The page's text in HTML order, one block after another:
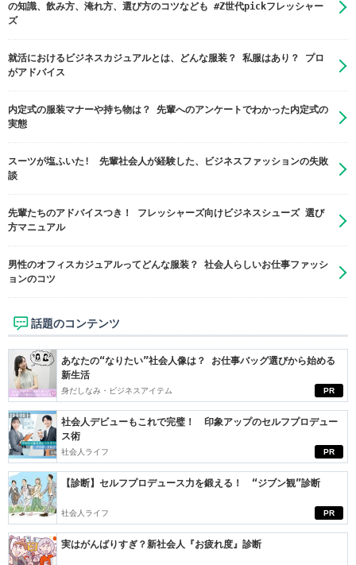
の知識、飲み方、淹れ方、選び方のコツなども #Z世代pickフレッシャー
ズ
就活におけるビジネスカジュアルとは、どんな服装？ 私服はあり？ プロ
がアドバイス
内定式の服装マナーや持ち物は？ 先輩へのアンケートでわかった内定式の
実態
スーツが塩ふいた! 先輩社会人が経験した、ビジネスファッションの失敗
談
先輩たちのアドバイスつき！ フレッシャーズ向けビジネスシューズ 選び
方マニュアル
男性のオフィスカジュアルってどんな服装？ 社会人らしいお仕事ファッシ
ョンのコツ
話題のコンテンツ
PR
あなたの“なりたい”社会人像は？ お仕事バッグ選びから始める
新生活
身だしなみ・ビジネスアイテム
PR
社会人デビューもこれで完璧！ 印象アップのセルフプロデュー
ス術
社会人ライフ
PR
【診断】セルフプロデュース力を鍛える！ “ジブン観”診断
社会人ライフ
実はがんばりすぎ？新社会人『お疲れ度』診断